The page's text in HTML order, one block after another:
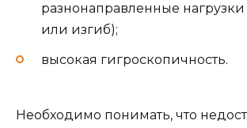
разнонаправленные
или изгиб);
высокая гигроскопичность.
Необходимо понимать, что